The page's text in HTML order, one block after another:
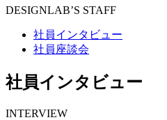
DESIGNLAB’S STAFF
社員インタビュー
社員座談会
社員インタビュー
INTERVIEW